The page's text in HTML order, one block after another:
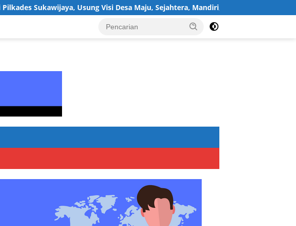
Usung Visi Desa Maju, Sejahtera, Mandiri, dan Religius Bangun Sukawijaya